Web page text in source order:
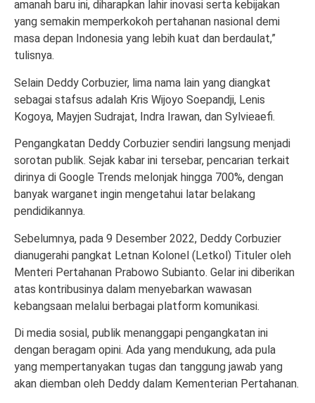
amanah baru ini, diharapkan lahir inovasi serta kebijakan
yang semakin memperkokoh pertahanan nasional demi
masa depan Indonesia yang lebih kuat dan berdaulat,”
tulisnya.
Selain Deddy Corbuzier, lima nama lain yang diangkat
sebagai stafsus adalah Kris Wijoyo Soepandji, Lenis
Kogoya, Mayjen Sudrajat, Indra Irawan, dan Sylvieaefi.
Pengangkatan Deddy Corbuzier sendiri langsung menjadi
sorotan publik. Sejak kabar ini tersebar, pencarian terkait
dirinya di Google Trends melonjak hingga 700%, dengan
banyak warganet ingin mengetahui latar belakang
pendidikannya.
Sebelumnya, pada 9 Desember 2022, Deddy Corbuzier
dianugerahi pangkat Letnan Kolonel (Letkol) Tituler oleh
Menteri Pertahanan Prabowo Subianto. Gelar ini diberikan
atas kontribusinya dalam menyebarkan wawasan
kebangsaan melalui berbagai platform komunikasi.
Di media sosial, publik menanggapi pengangkatan ini
dengan beragam opini. Ada yang mendukung, ada pula
yang mempertanyakan tugas dan tanggung jawab yang
akan diemban oleh Deddy dalam Kementerian Pertahanan.